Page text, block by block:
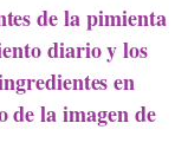
de la pimienta
diario y los
en
de la imagen de